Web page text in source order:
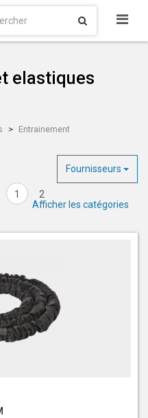
elastiques
Entrainement
Fournisseurs
1
2
Afficher les catégories